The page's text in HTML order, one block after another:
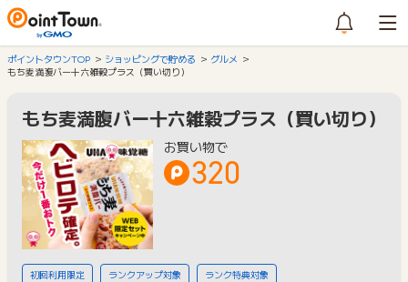
ポイントタウンTOP ショッピングで貯める
グルメ
もち麦満腹バー十六雑穀プラス（買い切り）
もち麦満腹バー十六雑穀プラス（買い切り）
お買い物で
320
初回利用限定 ランクアップ対象 ランク特典対象